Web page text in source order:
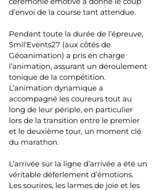
d’envoi de la course tant attendue.
Pendant toute la durée de l’épreuve,
Smil'Events27 (aux côtés de
Géoanimation) a pris en charge
l’animation, assurant un déroulement
tonique de la compétition.
L’animation dynamique a
accompagné les coureurs tout au
long de leur périple, en particulier
lors de la transition entre le premier
et le deuxième tour, un moment clé
du marathon.
L’arrivée sur la ligne d’arrivée a été un
véritable déferlement d’émotions.
Les sourires, les larmes de joie et les